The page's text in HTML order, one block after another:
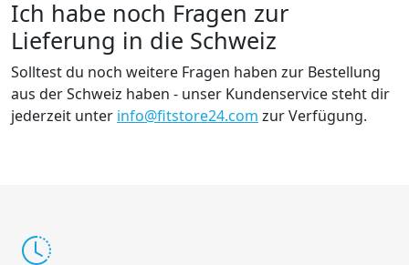
Ich habe noch Fragen zur
Lieferung in die Schweiz
Solltest du noch weitere Fragen haben zur Bestellung
aus der Schweiz haben - unser Kundenservice steht dir
jederzeit unter info@fitstore24.com zur Verfügung.